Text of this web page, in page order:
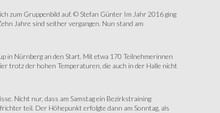
zum Gruppenbild auf. © Stefan Günter Im Jahr 2016 ging
Jahre sind seither vergangen. Nun stand am
in Nürnberg an den Start. Mit etwa 170 Teilnehmerinnen
trotz der hohen Temperaturen, die auch in der Halle nicht
Nicht nur, dass am Samstag ein Bezirkstraining
teil. Der Höhepunkt erfolgte dann am Sonntag, als